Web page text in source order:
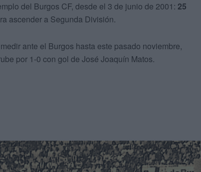
del Burgos CF, desde el 3 de junio de 2001: 25
ascender a Segunda División.
ante el Burgos hasta este pasado noviembre,
por 1-0 con gol de José Joaquín Matos.